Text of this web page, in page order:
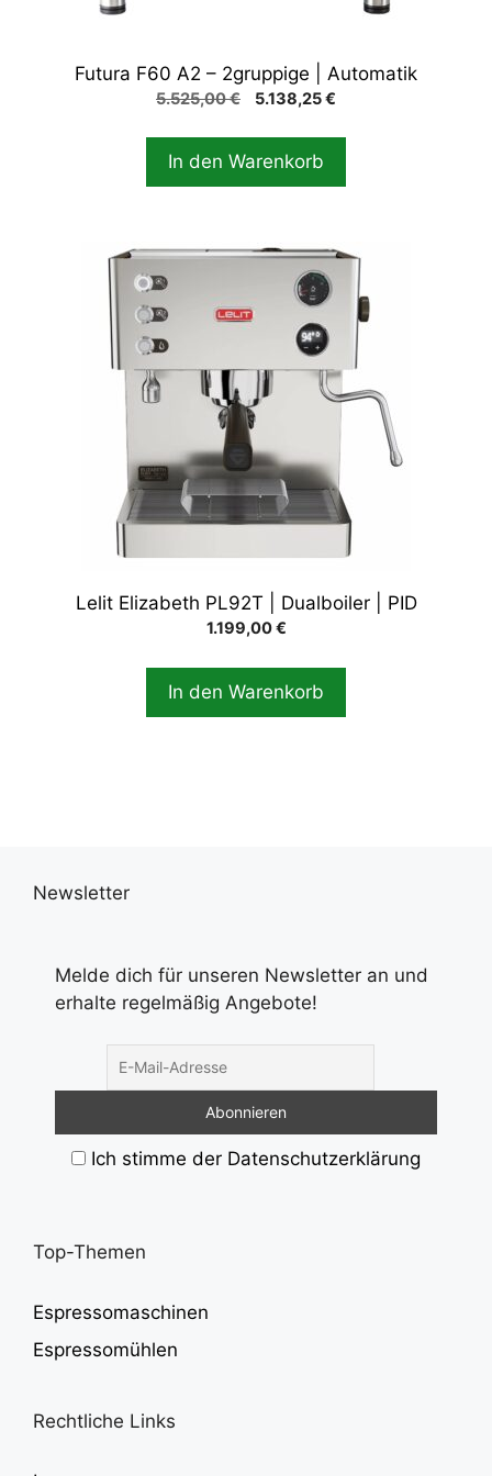
Futura F60 A2 – 2gruppige | Automatik
5.525,00€
Ursprünglicher
war:
5.525,00 €
5.138,25€
ist:
In den Warenkorb
Lelit Elizabeth PL92T | Dualboiler | PID
1.199,00€
In den Warenkorb
Newsletter
Melde dich für unseren Newsletter an und
erhalte regelmäßig Angebote!
Ich stimme der Datenschutzerklärung
Top-Themen
Espressomaschinen
Espressomühlen
Rechtliche Links